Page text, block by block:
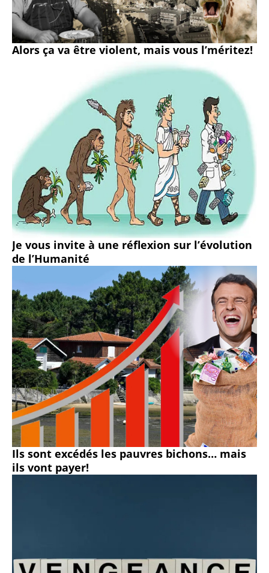
Alors ça va être violent, mais vous l’méritez!
Je vous invite à une réflexion sur l’évolution
de l’Humanité
Ils sont excédés les pauvres bichons… mais
ils vont payer!